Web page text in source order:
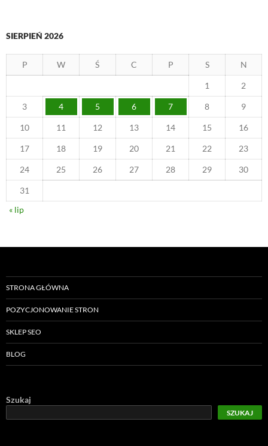
SIERPIEŃ 2026
P W Ś C P S N
1 2
3 4 5 6 7 8 9
10 11 12 13 14 15 16
17 18 19 20 21 22 23
24 25 26 27 28 29 30
31
« lip
STRONA GŁÓWNA
POZYCJONOWANIE STRON
SKLEP SEO
BLOG
Szukaj
SZUKAJ